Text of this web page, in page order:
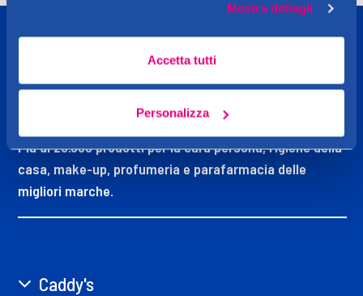
Mostra dettagli
Accetta tutti
Personalizza
OGGI MI VOGLIO BENE
Più di 20.000 prodotti per la cura persona, l’igiene della
casa, make-up, profumeria e parafarmacia delle
migliori marche.
Caddy's